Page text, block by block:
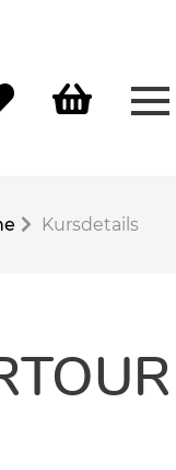
Kursdetails